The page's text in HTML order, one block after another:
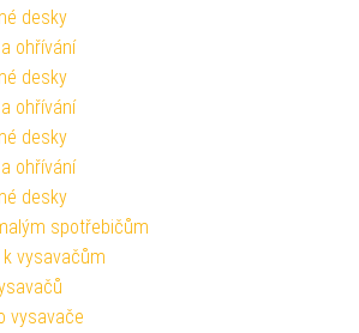
desky
ohřívání
desky
ohřívání
desky
ohřívání
desky
spotřebičům
vysavačům
vysavače